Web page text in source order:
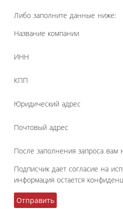
Либо заполните данные ниже:
Название компании
ИНН
КПП
Юридический адрес
Почтовый адрес
После заполнения запроса
Подписчик дает согласие на
информация остается